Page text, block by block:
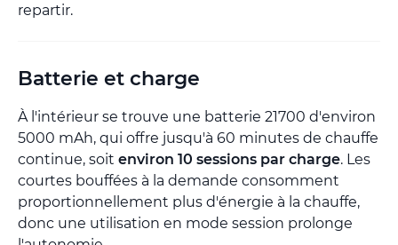
repartir.
Batterie et charge
À l'intérieur se trouve une batterie 21700 d'environ
5000 mAh, qui offre jusqu'à 60 minutes de chauffe
continue, soit environ 10 sessions par charge. Les
courtes bouffées à la demande consomment
proportionnellement plus d'énergie à la chauffe,
donc une utilisation en mode session prolonge